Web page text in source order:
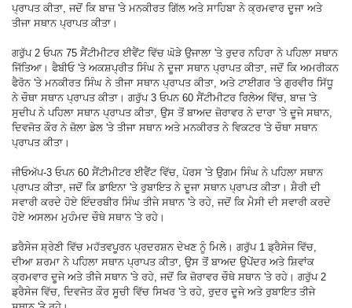
ਪ੍ਰਾਪਤ ਕੀਤਾ, ਜਦੋਂ ਕਿ ਬਾਜ਼ 'ਤੇ ਮਨਕੀਰਤ ਗਿੱਲ ਅਤੇ ਸਾਹਿਬਾ ਨੇ ਕ੍ਰਮਵਾਰ ਦੂਜਾ ਅਤੇ
ਤੀਜਾ ਸਥਾਨ ਪ੍ਰਾਪਤ ਕੀਤਾ।
ਗਰੁੱਪ 2 ਓਪਨ 75 ਸੈਂਟੀਮੀਟਰ ਈਵੈਂਟ ਵਿੱਚ ਘੋੜੇ ਉਜਾਲਾ 'ਤੇ ਰੁਦਰ ਨਹਿਰਾ ਨੇ ਪਹਿਲਾ ਸਥਾਨ
ਜਿੱਤਿਆ। ਫੈਬੀਓ 'ਤੇ ਅਕਸ਼ਪ੍ਰੀਤ ਸਿੰਘ ਨੇ ਦੂਜਾ ਸਥਾਨ ਪ੍ਰਾਪਤ ਕੀਤਾ, ਜਦੋਂ ਕਿ ਅਮਰੀਕਨ
ਫੈਰੋਨ 'ਤੇ ਮਨਕੀਰਤ ਸਿੰਘ ਨੇ ਤੀਜਾ ਸਥਾਨ ਪ੍ਰਾਪਤ ਕੀਤਾ, ਅਤੇ ਟਾਈਗਰ 'ਤੇ ਗੁਰਵੀਰ ਸਿੱਧੂ
ਨੇ ਚੌਥਾ ਸਥਾਨ ਪ੍ਰਾਪਤ ਕੀਤਾ। ਗਰੁੱਪ 3 ਓਪਨ 60 ਸੈਂਟੀਮੀਟਰ ਰਿਲੇਅ ਵਿੱਚ, ਬਾਜ਼ 'ਤੇ
ਸੁਦੀਪ ਨੇ ਪਹਿਲਾ ਸਥਾਨ ਪ੍ਰਾਪਤ ਕੀਤਾ, ਉਸ ਤੋਂ ਬਾਅਦ ਜ਼ੋਰਾਵਰ ਨੇ ਦਾਰਾ 'ਤੇ ਦੂਜੇ ਸਥਾਨ,
ਦਿਵਜੋਤ ਕੌਰ ਨੇ ਜ਼ੋਲਾ ਡੇਲ 'ਤੇ ਤੀਜਾ ਸਥਾਨ ਅਤੇ ਮਨਕੀਰਤ ਨੇ ਵਿਕਟਰ 'ਤੇ ਚੌਥਾ ਸਥਾਨ
ਪ੍ਰਾਪਤ ਕੀਤਾ।
ਜੀਓਅੱਪ-3 ਓਪਨ 60 ਸੈਂਟੀਮੀਟਰ ਈਵੈਂਟ ਵਿੱਚ, ਪੋਰਸ 'ਤੇ ਉਗਮ ਸਿੰਘ ਨੇ ਪਹਿਲਾ ਸਥਾਨ
ਪ੍ਰਾਪਤ ਕੀਤਾ, ਜਦੋਂ ਕਿ ਡਾਇਨਾ 'ਤੇ ਰੁਬਾਇਤ ਨੇ ਦੂਜਾ ਸਥਾਨ ਪ੍ਰਾਪਤ ਕੀਤਾ। ਸ਼ੈਰੀ ਦੀ
ਸਵਾਰੀ ਕਰਦੇ ਹੋਏ ਇੰਦਰਬੀਰ ਸਿੰਘ ਤੀਜੇ ਸਥਾਨ 'ਤੇ ਰਹੇ, ਜਦੋਂ ਕਿ ਮੈਸੀ ਦੀ ਸਵਾਰੀ ਕਰਦੇ
ਹੋਏ ਅਸਲਮ ਮੁਹੰਮਦ ਚੌਥੇ ਸਥਾਨ 'ਤੇ ਰਹੇ।
ਡਰੈਸੇਜ ਸ਼੍ਰੇਣੀ ਵਿੱਚ ਮਹੱਤਵਪੂਰਨ ਪ੍ਰਦਰਸ਼ਨ ਦੇਖਣ ਨੂੰ ਮਿਲੇ। ਗਰੁੱਪ 1 ਡ੍ਰੈਸੇਜ ਵਿੱਚ,
ਦੀਆ ਸ਼ਰਮਾ ਨੇ ਪਹਿਲਾ ਸਥਾਨ ਪ੍ਰਾਪਤ ਕੀਤਾ, ਉਸ ਤੋਂ ਬਾਅਦ ਉਪੇਂਦਰ ਅਤੇ ਸ਼ਿਵਾਂਕ
ਕ੍ਰਮਵਾਰ ਦੂਜੇ ਅਤੇ ਤੀਜੇ ਸਥਾਨ 'ਤੇ ਰਹੇ, ਜਦੋਂ ਕਿ ਜ਼ੋਰਾਵਰ ਚੌਥੇ ਸਥਾਨ 'ਤੇ ਰਹੇ। ਗਰੁੱਪ 2
ਡ੍ਰੈਸੇਜ ਵਿੱਚ, ਦਿਵਜੋਤ ਕੌਰ ਸੂਚੀ ਵਿੱਚ ਸਿਖਰ 'ਤੇ ਰਹੇ, ਰੁਦਰ ਦੂਜੇ ਅਤੇ ਰੁਬਾਇਤ ਤੀਜੇ